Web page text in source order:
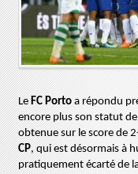
LeFC Portoa répondu
encore plus son statut
obtenue sur le score de
CP, qui est désormais à
pratiquement écarté de